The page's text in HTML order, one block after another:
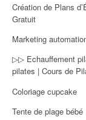
Création de Plans
Gratuit
Marketing
▷▷ Echauffement
pilates | Cours de
Coloriage cupcake
Tente de plage bébé